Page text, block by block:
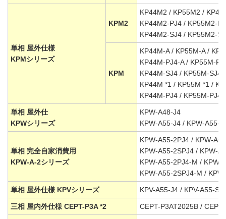
単相 屋外仕様
KPMシリーズ
KPM2
KP44M2 / KP55M2 /
KP44M2-PJ4 / KP55M2-
KP44M2-SJ4 / KP55M2-
KPM
KP44M-A / KP55M-A /
KP44M-PJ4-A / KP55M-
KP44M-SJ4 / KP55M-SJ4
KP44M *1 / KP55M *1 /
KP44M-PJ4 / KP55M-PJ4
単相 屋外仕
KPWシリーズ
KPW-A48-J4
KPW-A55-J4 / KPW-A55-
単相 完全自家消費用
KPW-A-2シリーズ
KPW-A55-2PJ4 / KPW-
KPW-A55-2SPJ4 / KPW-
KPW-A55-2PJ4-M / KPW-
KPW-A55-2SPJ4-M /
単相 屋外仕様 KPVシリーズ KPV-A55-J4 / KPV-A55-
三相 屋内外仕様 CEPT-P3A *2 CEPT-P3AT2025B /